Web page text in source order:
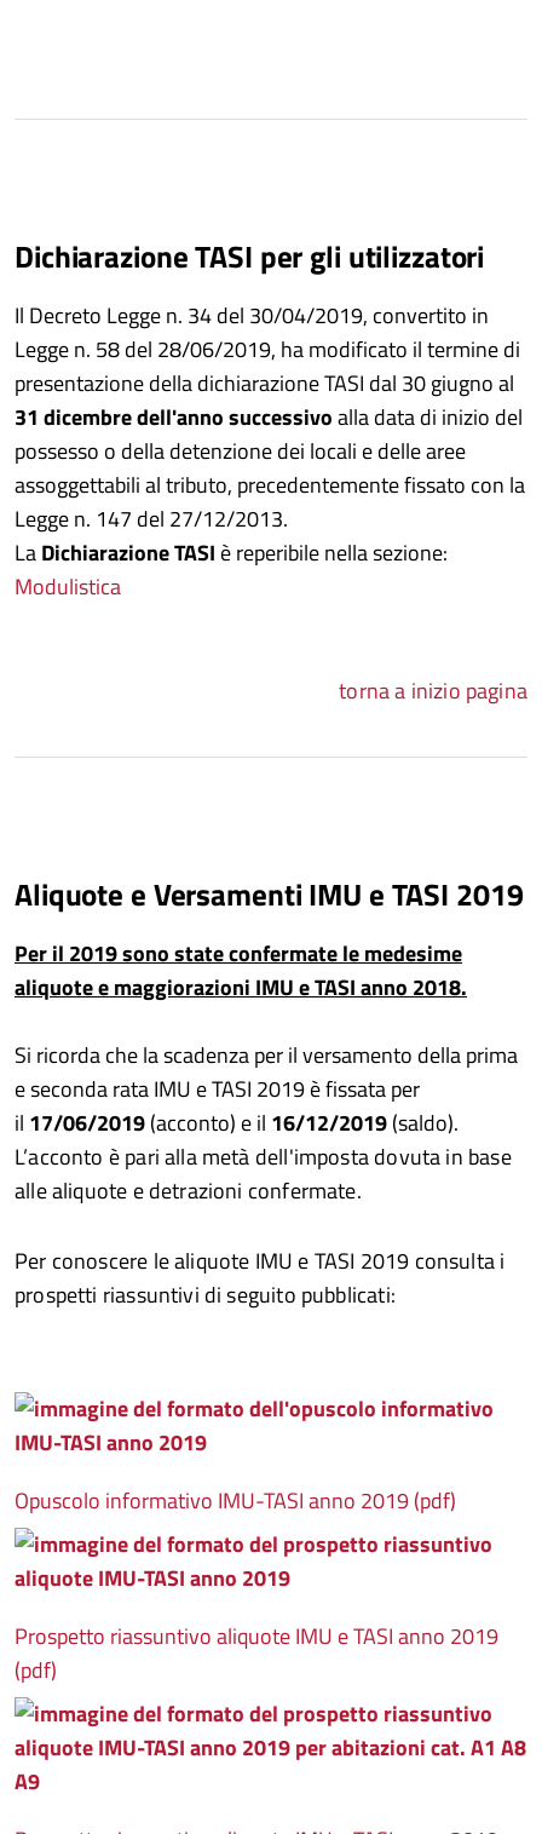
Dichiarazione TASI per gli utilizzatori
Il Decreto Legge n. 34 del 30/04/2019, convertito in
Legge n. 58 del 28/06/2019, ha modificato il termine di
presentazione della dichiarazione TASI dal 30giugnoal
31 dicembredell'anno successivoalla data di inizio del
possesso o della detenzione dei locali e delle aree
assoggettabili al tributo, precedentemente fissato con la
Legge n. 147 del 27/12/2013.
LaDichiarazione TASI è reperibile nella sezione:
Modulistica
torna a inizio pagina
Aliquote e Versamenti IMU e TASI 2019
Per il 2019 sono state confermate le medesime
aliquote e maggiorazioni IMU e TASI anno 2018.
Si ricorda che la scadenza per il versamento della prima
e seconda rata IMU e TASI 2019 è fissata per
il 17/06/2019(acconto) e il 16/12/2019(saldo).
L’acconto è pari alla metà dell'imposta dovuta in base
alle aliquote e detrazioni confermate.
Per conoscere le aliquote IMU e TASI 2019 consulta i
prospetti riassuntivi di seguito pubblicati:
Opuscolo informativo IMU-TASI anno 2019 (pdf)
Prospetto riassuntivo aliquote IMU e TASI anno 2019
(pdf)